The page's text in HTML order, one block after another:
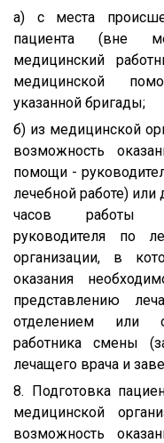
а) с места
пациента (вне
медицинский
медицинской
указанной бригады;
б) из медицинской
возможность
помощи -
лечебной работе)
часов работы
руководителя по
организации, в
оказания
представлению
отделением или
работника смены
лечащего врача и
8. Подготовка
медицинской
возможность